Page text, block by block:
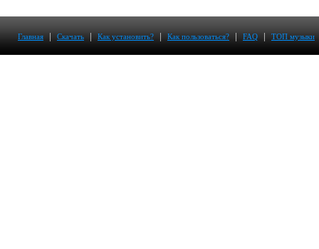
Главная | Скачать | Как установить? | Как пользоваться? | FAQ | ТОП музыки